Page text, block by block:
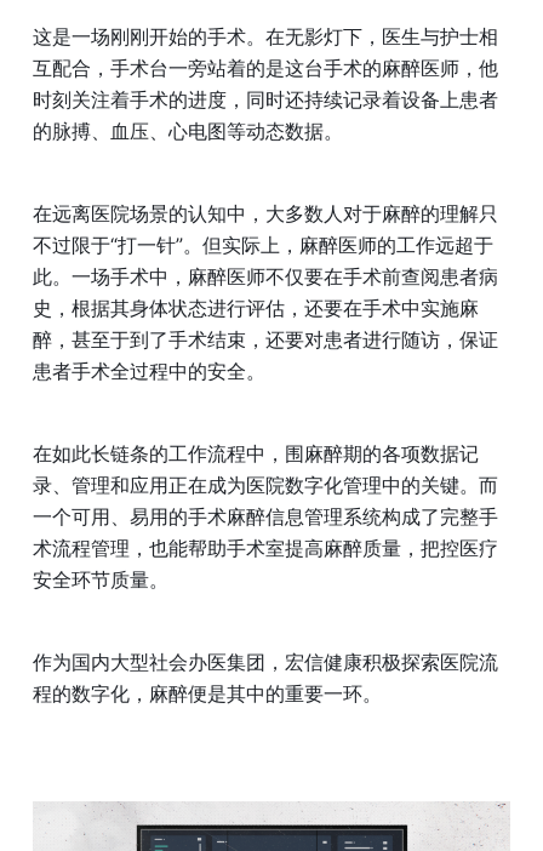
这是一场刚刚开始的手术。在无影灯下，医生与护士相
互配合，手术台一旁站着的是这台手术的麻醉医师，他
时刻关注着手术的进度，同时还持续记录着设备上患者
的脉搏、血压、心电图等动态数据。
在远离医院场景的认知中，大多数人对于麻醉的理解只
不过限于“打一针”。但实际上，麻醉医师的工作远超于
此。一场手术中，麻醉医师不仅要在手术前查阅患者病
史，根据其身体状态进行评估，还要在手术中实施麻
醉，甚至于到了手术结束，还要对患者进行随访，保证
患者手术全过程中的安全。
在如此长链条的工作流程中，围麻醉期的各项数据记
录、管理和应用正在成为医院数字化管理中的关键。而
一个可用、易用的手术麻醉信息管理系统构成了完整手
术流程管理，也能帮助手术室提高麻醉质量，把控医疗
安全环节质量。
作为国内大型社会办医集团，宏信健康积极探索医院流
程的数字化，麻醉便是其中的重要一环。